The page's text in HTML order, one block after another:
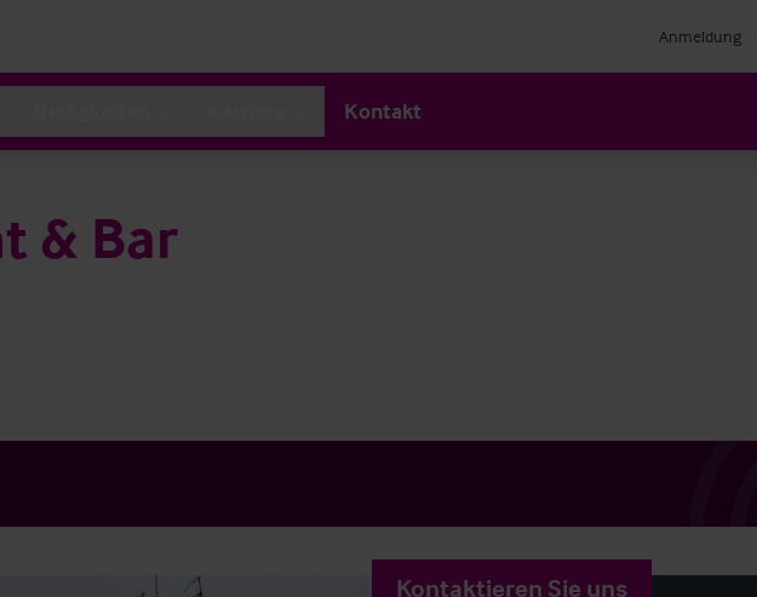
Anmeldung
Kontakt
& Bar
Kontaktieren Sie uns